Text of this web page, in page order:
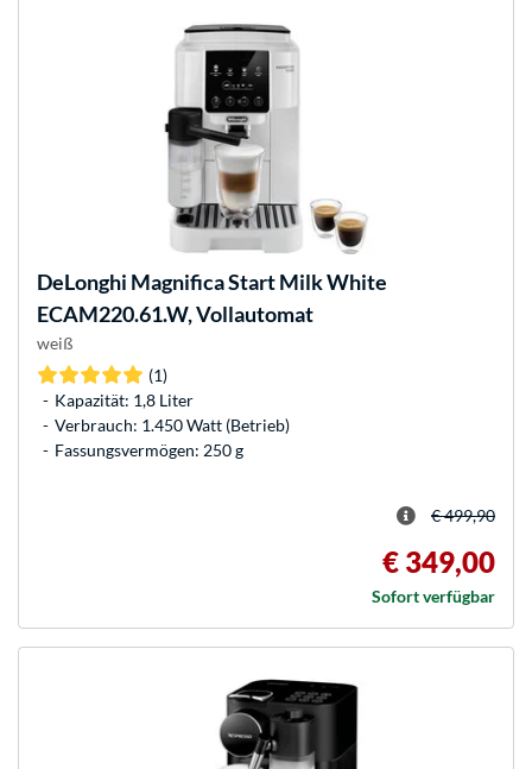
DeLonghi Magnifica Start Milk White
ECAM220.61.W, Vollautomat
weiß
(1)
Kapazität: 1,8 Liter
Verbrauch: 1.450 Watt (Betrieb)
Fassungsvermögen: 250 g
€ 499,90
€ 349,00
Sofort verfügbar